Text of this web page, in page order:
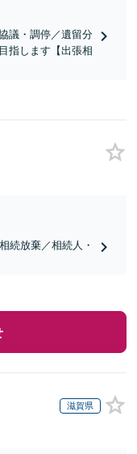
議・調停／遺留分
指します【出張相
続放棄／相続人・
滋賀県